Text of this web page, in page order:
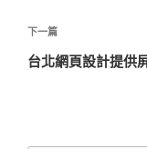
覽
文
章
下
一
下一篇
台北網頁設計提供